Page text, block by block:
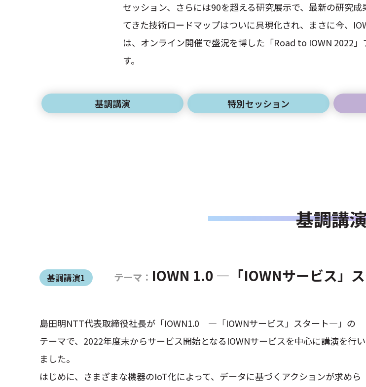
セッション、さらには90を超える研究展示で、最新の研究
てきた技術ロードマップはついに具現化され、まさに今、
は、オンライン開催で盛況を博した「Road to IOWN 2022
す。
基調講演 特別セッション
基調講
基調講演1 テーマ： IOWN 1.0 ―「IOWNサービス」
島田明NTT代表取締役社長が「IOWN1.0 ―「IOWNサービス」スタート―」の
テーマで、2022年度末からサービス開始となるIOWNサービスを中心に講演を行い
ました。
はじめに、さまざまな機器のIoT化によって、データに基づくアクションが求めら